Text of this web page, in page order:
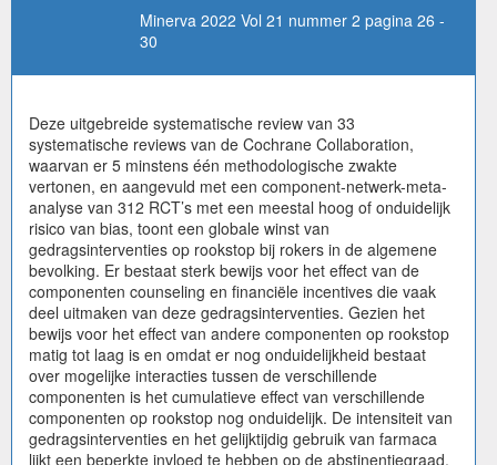
Minerva 2022 Vol 21 nummer 2 pagina 26 -
30
Deze uitgebreide systematische review van 33
systematische reviews van de Cochrane Collaboration,
waarvan er 5 minstens één methodologische zwakte
vertonen, en aangevuld met een component-netwerk-meta-
analyse van 312 RCT’s met een meestal hoog of onduidelijk
risico van bias, toont een globale winst van
gedragsinterventies op rookstop bij rokers in de algemene
bevolking. Er bestaat sterk bewijs voor het effect van de
componenten counseling en financiële incentives die vaak
deel uitmaken van deze gedragsinterventies. Gezien het
bewijs voor het effect van andere componenten op rookstop
matig tot laag is en omdat er nog onduidelijkheid bestaat
over mogelijke interacties tussen de verschillende
componenten is het cumulatieve effect van verschillende
componenten op rookstop nog onduidelijk. De intensiteit van
gedragsinterventies en het gelijktijdig gebruik van farmaca
lijkt een beperkte invloed te hebben op de abstinentiegraad.